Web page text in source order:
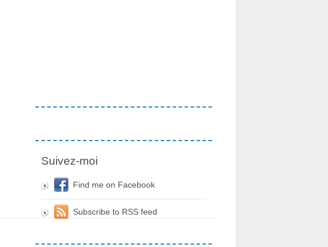
Suivez-moi
Find me on Facebook
Subscribe to RSS feed